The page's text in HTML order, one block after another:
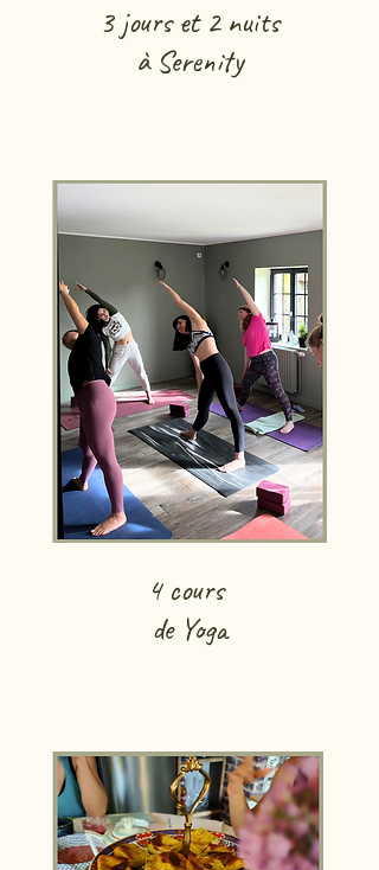
3 jours et 2 nuits
à Serenity
4 cours
de Yoga